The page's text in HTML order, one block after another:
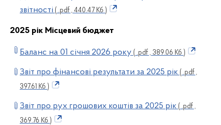
звітності ( .pdf , 440.47 Кб )
2025 рік Місцевий бюджет
Баланс на 01 січня 2026 року ( .pdf , 389.06 Кб )
Звіт про фінансові результати за 2025 рік ( .pdf ,
397.61 Кб )
Звіт про рух грошових коштів за 2025 рік ( .pdf ,
369.76 Кб )